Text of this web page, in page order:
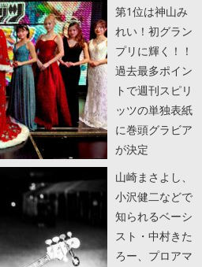
第1位は神山み
れい！初グラン
プリに輝く！！
過去最多ポイン
トで週刊スピリ
ッツの単独表紙
に巻頭グラビア
が決定
山崎まさよし、
小沢健二などで
知られるベーシ
スト・中村きた
ろー、プロアマ